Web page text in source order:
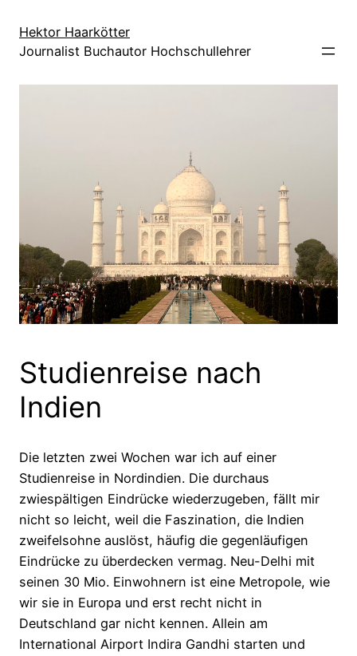
zum
Inhalt
Hektor Haarkötter
Journalist Buchautor Hochschullehrer
Studienreise nach
Indien
Die letzten zwei Wochen war ich auf einer
Studienreise in Nordindien. Die durchaus
zwiespältigen Eindrücke wiederzugeben, fällt mir
nicht so leicht, weil die Faszination, die Indien
zweifelsohne auslöst, häufig die gegenläufigen
Eindrücke zu überdecken vermag. Neu-Delhi mit
seinen 30 Mio. Einwohnern ist eine Metropole, wie
wir sie in Europa und erst recht nicht in
Deutschland gar nicht kennen. Allein am
International Airport Indira Gandhi starten und